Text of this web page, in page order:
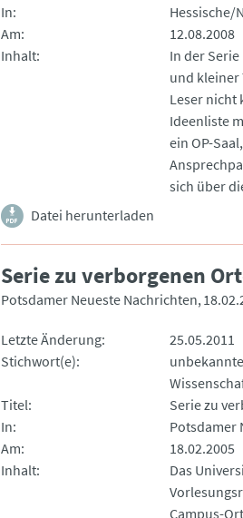
In
Hessische/
Am
12.08.2008
Inhalt
In der
und kleiner
Leser nicht kennen. Im Vorfeld
Ideenliste
ein OP-
sich über
Datei herunterladen
Serie zu verborgenen
Potsdamer Neueste Nachrichten
Letzte Änderung
25.05.2011
Stichwort(e)
Titel
Serie zu
In
Potsdamer
Am
18.02.2005
Inhalt
Das
Campus-